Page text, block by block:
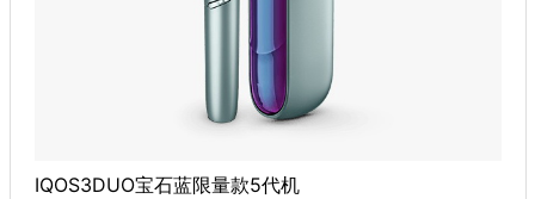
IQOS3DUO宝石蓝限量款5代机